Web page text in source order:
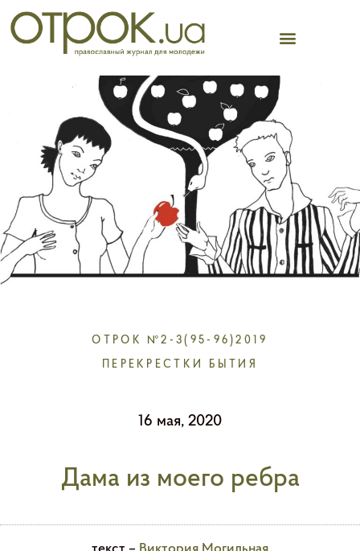
Перейти
содержимому
ОТРОК №2-3(95-96)2019
ПЕРЕКРЕСТКИ БЫТИЯ
16 мая, 2020
Дама из моего ребра